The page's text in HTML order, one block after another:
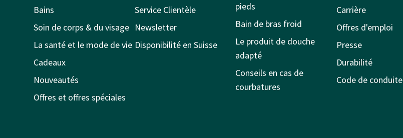
Bains
Soin de corps & du visage
La santé et le mode de vie
Cadeaux
Nouveautés
Offres et offres spéciales
Service Clientèle
Newsletter
Disponibilité en Suisse
pieds
Bain de bras froid
Le produit de douche
adapté
Conseils en cas de
courbatures
Carrière
Offres d'emploi
Presse
Durabilité
Code de conduite